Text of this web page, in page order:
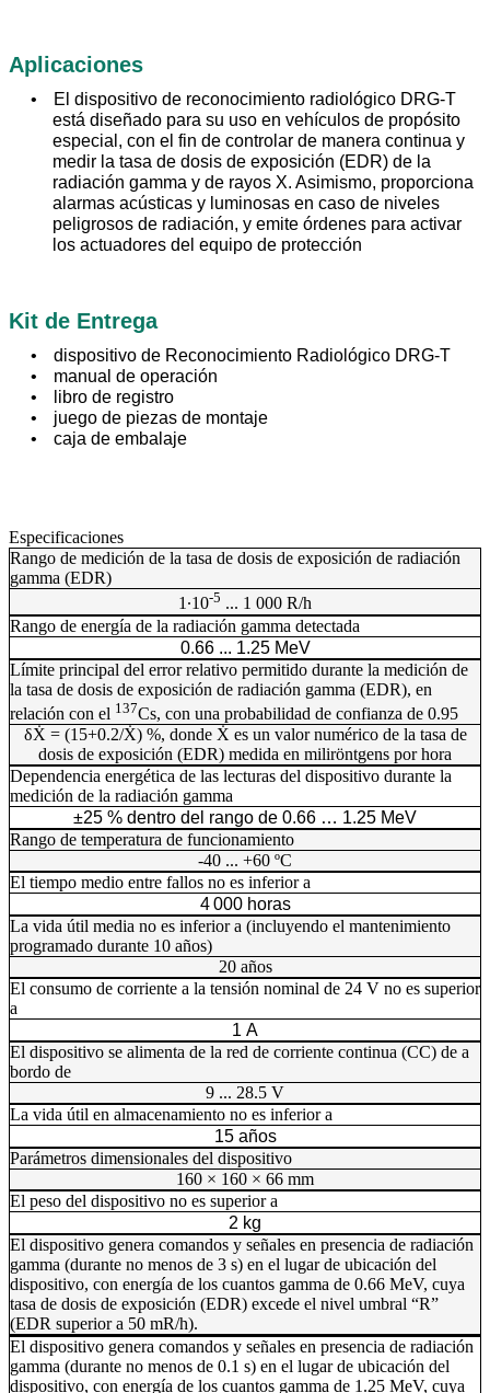
Aplicaciones
El dispositivo de reconocimiento radiológico DRG-T
está diseñado para su uso en vehículos de propósito
especial, con el fin de controlar de manera continua y
medir la tasa de dosis de exposición (EDR) de la
radiación gamma y de rayos X. Asimismo, proporciona
alarmas acústicas y luminosas en caso de niveles
peligrosos de radiación, y emite órdenes para activar
los actuadores del equipo de protección
Kit de Entrega
dispositivo de Reconocimiento Radiológico DRG-T
manual de operación
libro de registro
juego de piezas de montaje
caja de embalaje
Especificaciones
Rango de medición de la tasa de dosis de exposición de radiación
gamma (EDR)
1·10-5 ... 1 000 R/h
Rango de energía de la radiación gamma detectada
0.66 ... 1.25 MeV
Límite principal del error relativo permitido durante la medición de
la tasa de dosis de exposición de radiación gamma (EDR), en
relación con el 137Cs, con una probabilidad de confianza de 0.95
δẊ = (15+0.2/Ẋ) %, donde Ẋ es un valor numérico de la tasa de
dosis de exposición (EDR) medida en miliröntgens por hora
Dependencia energética de las lecturas del dispositivo durante la
medición de la radiación gamma
±25 % dentro del rango de 0.66 … 1.25 MeV
Rango de temperatura de funcionamiento
-40 ... +60 ºС
El tiempo medio entre fallos no es inferior a
4 000 horas
La vida útil media no es inferior a (incluyendo el mantenimiento
programado durante 10 años)
20 años
El consumo de corriente a la tensión nominal de 24 V no es superior
a
1 А
El dispositivo se alimenta de la red de corriente continua (CC) de a
bordo de
9 ... 28.5 V
La vida útil en almacenamiento no es inferior a
15 años
Parámetros dimensionales del dispositivo
160 × 160 × 66 mm
El peso del dispositivo no es superior a
2 kg
El dispositivo genera comandos y señales en presencia de radiación
gamma (durante no menos de 3 s) en el lugar de ubicación del
dispositivo, con energía de los cuantos gamma de 0.66 MeV, cuya
tasa de dosis de exposición (EDR) excede el nivel umbral “R”
(EDR superior a 50 mR/h).
El dispositivo genera comandos y señales en presencia de radiación
gamma (durante no menos de 0.1 s) en el lugar de ubicación del
dispositivo, con energía de los cuantos gamma de 1.25 MeV, cuya